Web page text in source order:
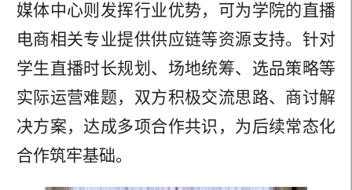
媒体中心则发挥行业优势，可为学院的直播
电商相关专业提供供应链等资源支持。针对
学生直播时长规划、场地统筹、选品策略等
实际运营难题，双方积极交流思路、商讨解
决方案，达成多项合作共识，为后续常态化
合作筑牢基础。